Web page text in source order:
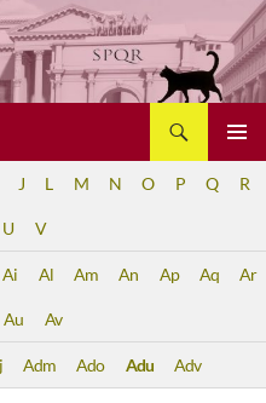
J L M N O P Q R
U V
Ai Al Am An Ap Aq Ar
Au Av
Adm Ado Adu Adv